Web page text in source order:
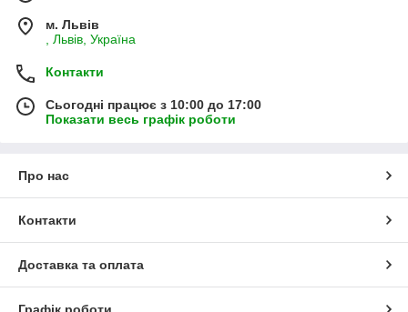
м. Львів
, Львів, Україна
Контакти
Сьогодні працює з 10:00 до 17:00
Показати весь графік роботи
Про нас
Контакти
Доставка та оплата